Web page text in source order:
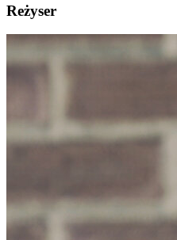
Reżyser